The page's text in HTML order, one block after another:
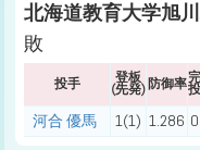
北海道教育大学旭
敗
投手 登板
(先発) 防御率完
投
河合 優馬 1(1) 1.286 0